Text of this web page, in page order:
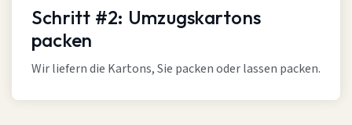
Schritt #2: Umzugskartons
packen
Wir liefern die Kartons, Sie packen oder lassen packen.